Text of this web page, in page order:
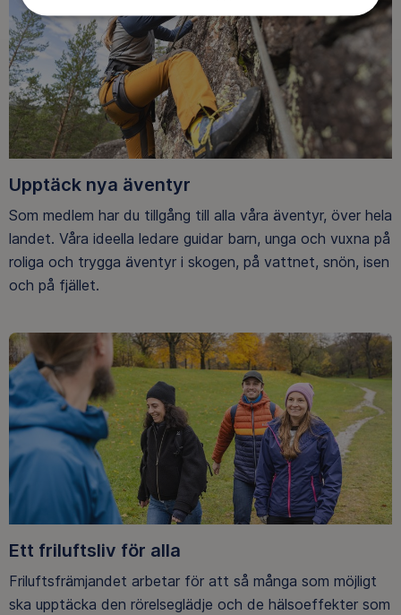
Upptäck nya äventyr
Som medlem har du tillgång till alla våra äventyr, över hela
landet. Våra ideella ledare guidar barn, unga och vuxna på
roliga och trygga äventyr i skogen, på vattnet, snön, isen
och på fjället.
Ett friluftsliv för alla
Friluftsfrämjandet arbetar för att så många som möjligt
ska upptäcka den rörelseglädje och de hälsoeffekter som